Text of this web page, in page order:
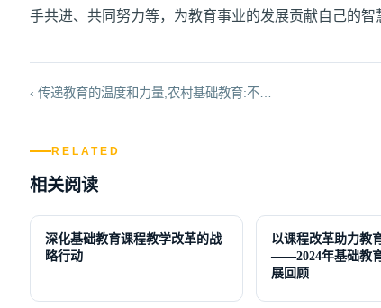
手共进、共同努力等，为教育事业的发展贡献自己的智
‹ 传递教育的温度和力量,农村基础教育:不…
RELATED
相关阅读
深化基础教育课程教学改革的战
略行动
以课程改革助力教
——2024年基础教
展回顾